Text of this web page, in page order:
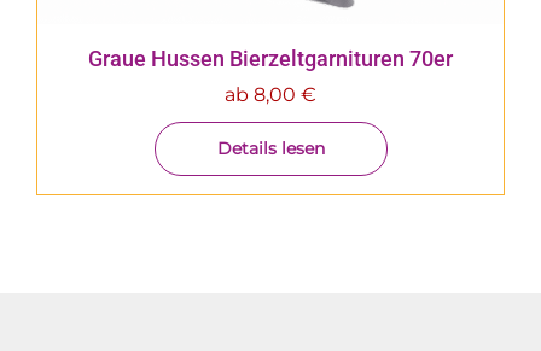
Graue Hussen Bierzeltgarnituren 70er
ab 8,00 €
Details lesen